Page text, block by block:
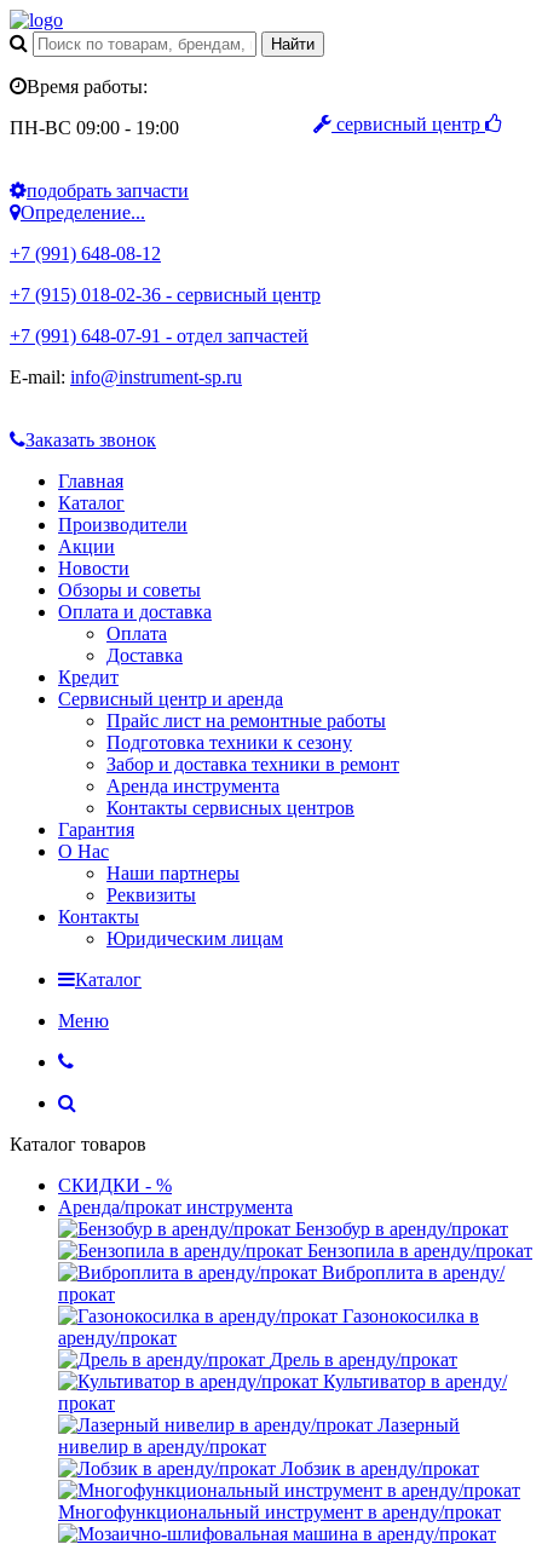
сервисный центр
Время работы:
ПН-ВС 09:00 - 19:00
подобрать запчасти
Определение...
+7 (991) 648-08-12
+7 (915) 018-02-36 - сервисный центр
+7 (991) 648-07-91 - отдел запчастей
E-mail: info@instrument-sp.ru
Заказать звонок
Главная
Каталог
Производители
Акции
Новости
Обзоры и советы
Оплата и доставка
Оплата
Доставка
Кредит
Сервисный центр и аренда
Прайс лист на ремонтные работы
Подготовка техники к сезону
Забор и доставка техники в ремонт
Аренда инструмента
Контакты сервисных центров
Гарантия
О Нас
Наши партнеры
Реквизиты
Контакты
Юридическим лицам
Каталог
Меню
Каталог товаров
СКИДКИ - %
Аренда/прокат инструмента
Бензобур в аренду/прокат
Бензопила в аренду/прокат
Виброплита в аренду/
прокат
Газонокосилка в
аренду/прокат
Дрель в аренду/прокат
Культиватор в аренду/
прокат
Лазерный
нивелир в аренду/прокат
Лобзик в аренду/прокат
Многофункциональный инструмент в аренду/прокат